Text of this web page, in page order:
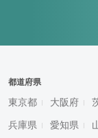
都道府県
東京都 大阪府
兵庫県 愛知県